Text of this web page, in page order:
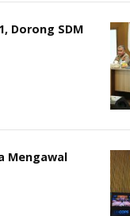
Dorong SDM
Mengawal